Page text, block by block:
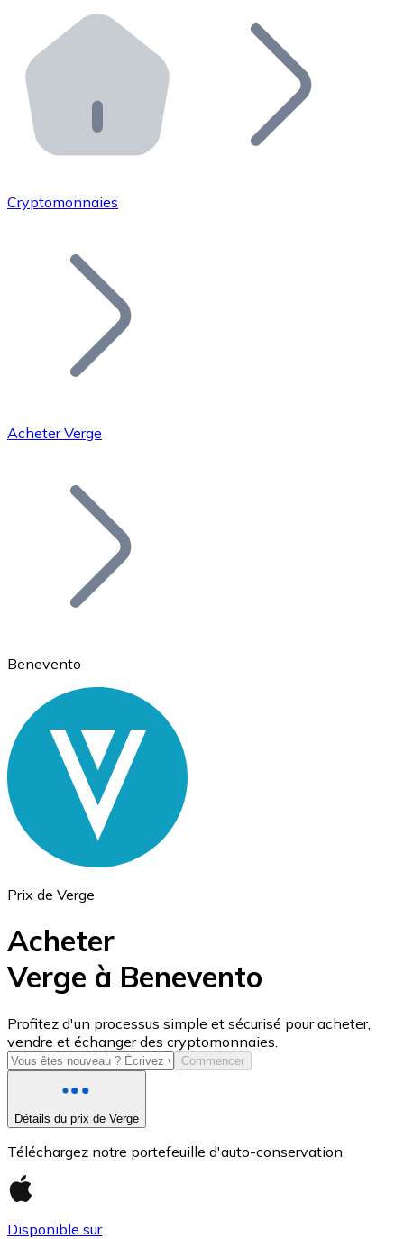
Distributeurs automatiques Bitnovo
Intégrez un ATM Bitnovo dans votre entreprise et
API Bitnovo
Intégrez notre API dans votre écosystème.
Rejoignez notre réseau de distributeurs et
Ajoutez le token de votre projet à notre service
Bitcoin
Ethereum
USD Coin
USDC
Cryptomonnaies
Acheter Verge
Benevento
Prix de Verge
Acheter
Verge à Benevento
Profitez d'un processus simple et sécurisé pour acheter,
vendre et échanger des cryptomonnaies.
Commencer
Détails du prix de Verge
Téléchargez notre portefeuille d'auto-conservation
Disponible sur